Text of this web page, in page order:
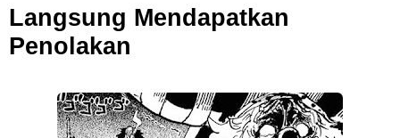
Langsung Mendapatkan
Penolakan